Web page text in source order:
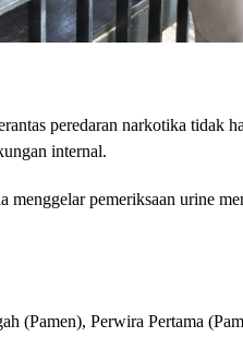
peredaran narkotika tidak
internal.
menggelar pemeriksaan urine
(Pamen), Perwira Pertama